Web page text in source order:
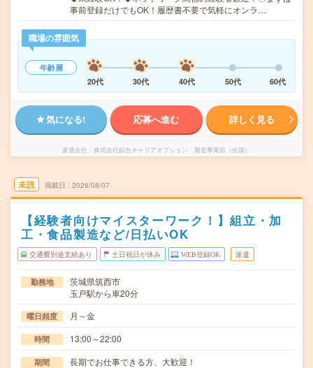
事前登録だけでもOK！履歴書不要で気軽にオンラ…
職場の雰囲気
年齢層
20代
30代 40代 50代 60代
気になる! 応募へ進む 詳しく見る
派遣会社 株式会社綜合キャリアオプション 製造事業部（全国）
未読 掲載日 2026/08/07
【経験者向けマイスターワーク！】組立・加
工・食品製造など/日払いOK
交通費別途支給あり 土日祝日が休み WEB登録OK 派遣
勤務地
茨城県筑西市
玉戸駅から車20分
曜日頻度 月～金
時間 13:00～22:00
期間 長期でお仕事できる方、大歓迎！